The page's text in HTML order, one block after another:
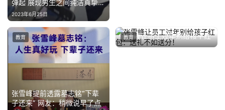
弹起 展现男生之间纯洁真挚的
情谊
2023年6月25日
张雪峰提前透露墓志铭“下辈
子还来” 网友：稍微说早了点
教育
张雪峰让员工过年别给孩子红
包：送礼不如送分！
2024年1月16日
教育